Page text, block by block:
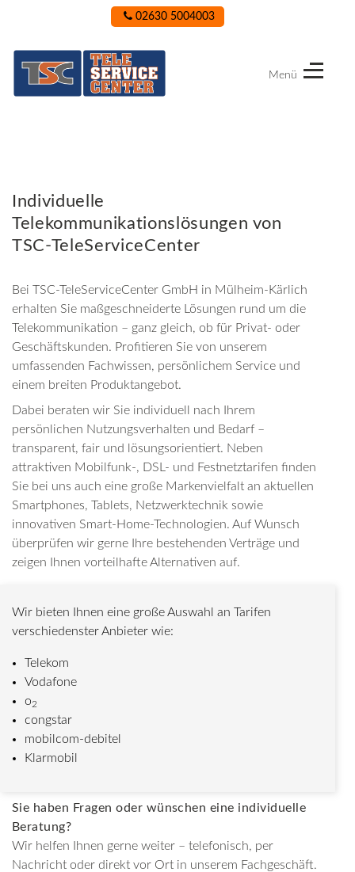
02630 5004003
Menü
Individuelle
Telekommunikationslösungen von
TSC-TeleServiceCenter
Bei TSC-TeleServiceCenter GmbH in Mülheim-Kärlich
erhalten Sie maßgeschneiderte Lösungen rund um die
Telekommunikation – ganz gleich, ob für Privat- oder
Geschäftskunden. Profitieren Sie von unserem
umfassenden Fachwissen, persönlichem Service und
einem breiten Produktangebot.
Dabei beraten wir Sie individuell nach Ihrem
persönlichen Nutzungsverhalten und Bedarf –
transparent, fair und lösungsorientiert. Neben
attraktiven Mobilfunk-, DSL- und Festnetztarifen finden
Sie bei uns auch eine große Markenvielfalt an aktuellen
Smartphones, Tablets, Netzwerktechnik sowie
innovativen Smart-Home-Technologien. Auf Wunsch
überprüfen wir gerne Ihre bestehenden Verträge und
zeigen Ihnen vorteilhafte Alternativen auf.
Wir bieten Ihnen eine große Auswahl an Tarifen
verschiedenster Anbieter wie:
Telekom
Vodafone
o2
congstar
mobilcom-debitel
Klarmobil
Sie haben Fragen oder wünschen eine individuelle
Beratung?
Wir helfen Ihnen gerne weiter – telefonisch, per
Nachricht oder direkt vor Ort in unserem Fachgeschäft.